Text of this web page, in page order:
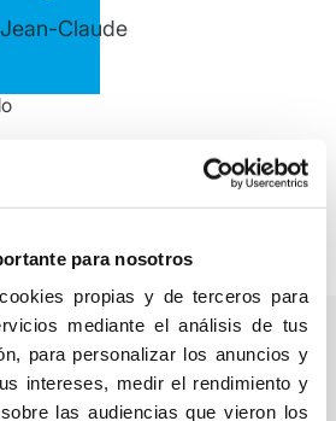
para nosotros
propias y de terceros para
mediante el análisis de tus
para personalizar los anuncios y
intereses, medir el rendimiento y
las audiencias que vieron los
Claude
Autor/a/es